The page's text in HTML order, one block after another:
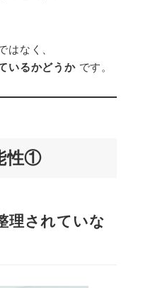
はなく、
いるかどうかです。
性①
理されていな